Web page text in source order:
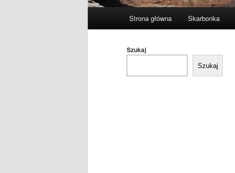
Strona główna Skarbonka
Szukaj
Szukaj